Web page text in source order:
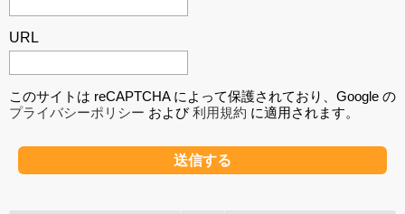
URL
このサイトは reCAPTCHA によって保護されており、Google の
プライバシーポリシー および利用規約 に適用されます。